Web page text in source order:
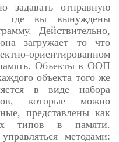
отправную
где вы вынуждены
Действительно,
загружает то что
ориентированном
Объекты в ООП
объекта того же
в виде набора
которые можно
представлены как
типов в памяти.
методами: